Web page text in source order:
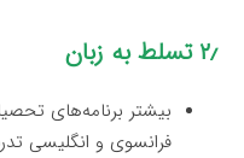
۲٫ تسلط به زبان
بیشتر برنامه‌های
فرانسوی و انگلیسی